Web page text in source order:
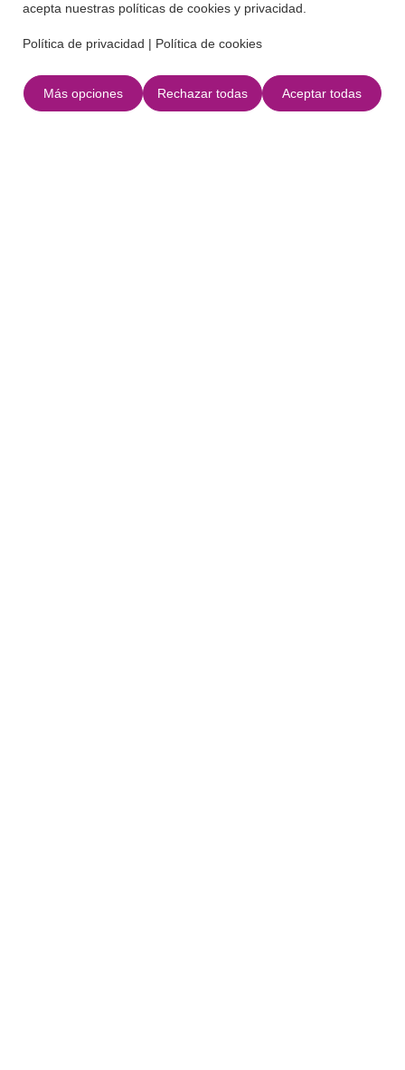
Teléfono
acepta nuestras políticas de cookies y privacidad.
Política de privacidad | Política de cookies
Más opciones Rechazar todas Aceptar todas